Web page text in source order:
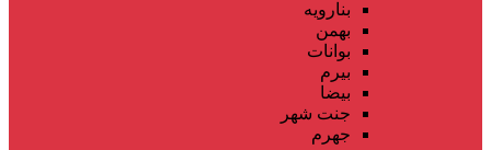
بنارویه
بهمن
بوانات
بیرم
بیضا
جنت شهر
جهرم